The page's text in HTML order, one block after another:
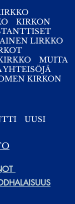
KIRKON
LIRKKO
MUITA
YHTEISÖJÄ
KIRKON
UUSI